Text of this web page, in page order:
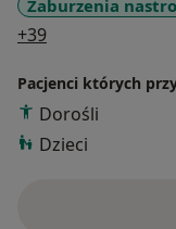
Zaburzenia
+39
Pacjenci których
Dorośli
Dzieci